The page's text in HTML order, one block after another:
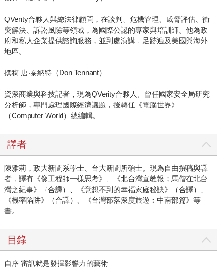
QVerity合夥人與總法律顧問，在談判、危機管理、威脅評估、衝
突解決、訴訟風險等領域，為國際公認的專家與培訓師。他為政
府和私人企業提供諮詢服務，並到處演講，足跡遍及美國與海外
地區。
撰稿 唐‧泰納特（Don Tennant）
資深商業與科技記者，現為QVerity合夥人。曾任國家安全局研究
分析師，專門處理國際經濟議題，後轉任《電腦世界》
（Computer World）總編輯。
譯者
陳雅莉，政大新聞系學士、台大新聞所碩士。現為自由撰稿與譯
者，譯有《像工程師一樣思考》、《北台灣宣教報；馬偕在北台
灣之紀事》（合譯）、《意想不到的幸福家庭秘訣》（合譯）、
《機率陷阱》（合譯）、《台灣部落深度旅遊︰中南部篇》等
書。
目錄
自序 審訊就是發揮影響力的藝術